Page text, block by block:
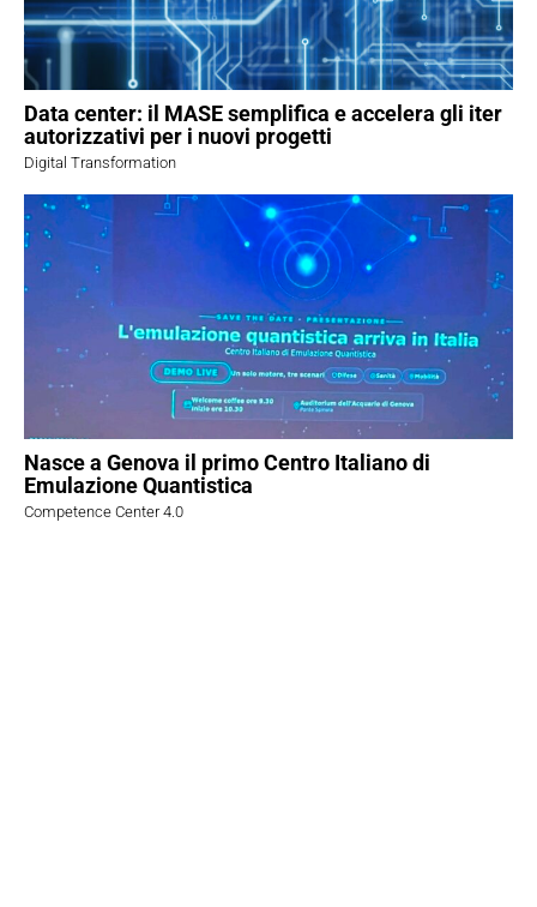
Data center: il MASE semplifica e accelera gli iter
autorizzativi per i nuovi progetti
Digital Transformation
Nasce a Genova il primo Centro Italiano di
Emulazione Quantistica
Competence Center 4.0